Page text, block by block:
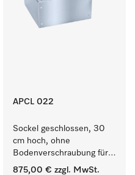
APCL 022
Sockel geschlossen, 30
cm hoch, ohne
Bodenverschraubung für
ein ergonomisches Be-
875,00 € zzgl. MwSt.